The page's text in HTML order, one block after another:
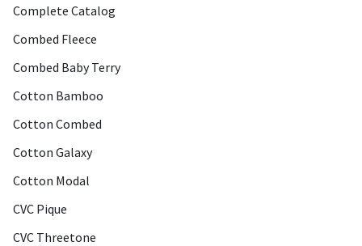
Complete Catalog
Combed Fleece
Combed Baby Terry
Cotton Bamboo
Cotton Combed
Cotton Galaxy
Cotton Modal
CVC Pique
CVC Threetone